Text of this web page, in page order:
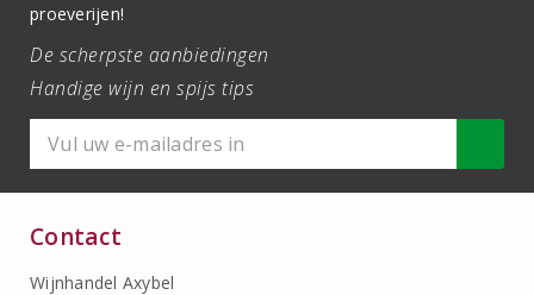
proeverijen!
De scherpste aanbiedingen
Handige wijn en spijs tips
Contact
Wijnhandel Axybel